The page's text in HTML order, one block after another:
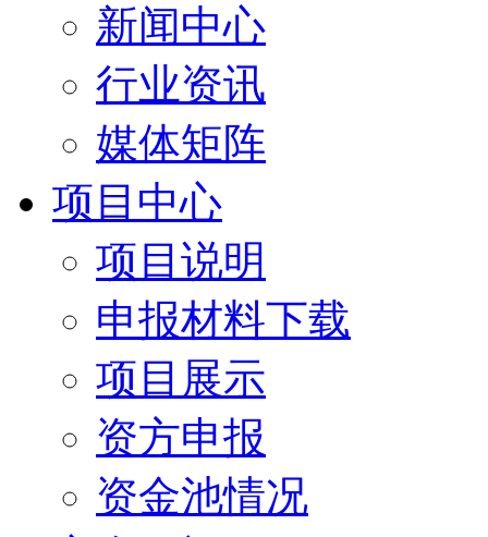
新闻中心
行业资讯
媒体矩阵
项目中心
项目说明
申报材料下载
项目展示
资方申报
资金池情况